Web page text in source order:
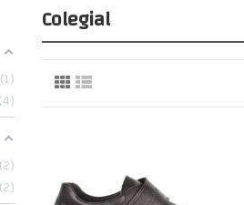
Colegial
1
4
2
2